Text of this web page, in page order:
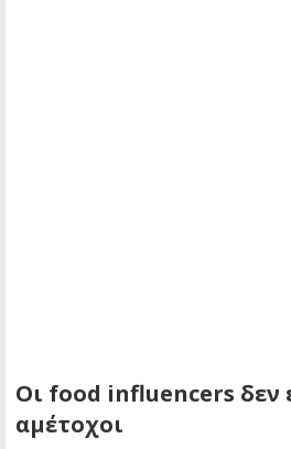
Οι food influencers δεν
αμέτοχοι